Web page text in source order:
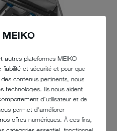
autres plateformes MEIKO
fiabilité et sécurité et pour que
contenus pertinents, nous
technologies. Ils nous aident
d'utilisateur et de
permet d'améliorer
offres numériques. À ces fins,
SERVICE DE